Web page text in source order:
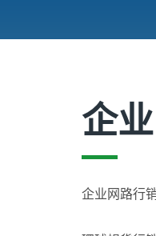
企
企业网路行